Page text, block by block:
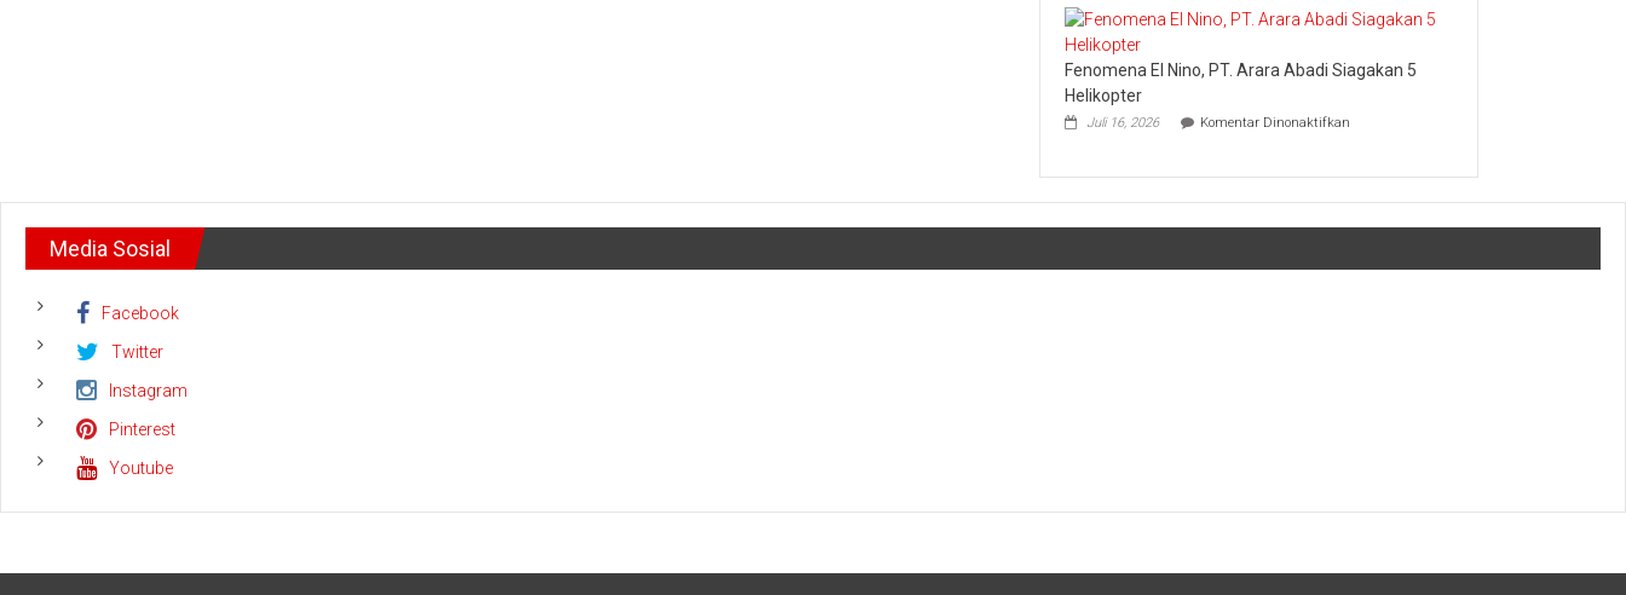
Meminta
Riau
dan
Sukses
2026
Fenomena El Nino, PT. Arara Abadi Siagakan 5
Helikopter
Juli 16, 2026 Komentar Dinonaktifkan
Nino,
Abadi
5
Media Sosial
Facebook
Twitter
Instagram
Pinterest
Youtube